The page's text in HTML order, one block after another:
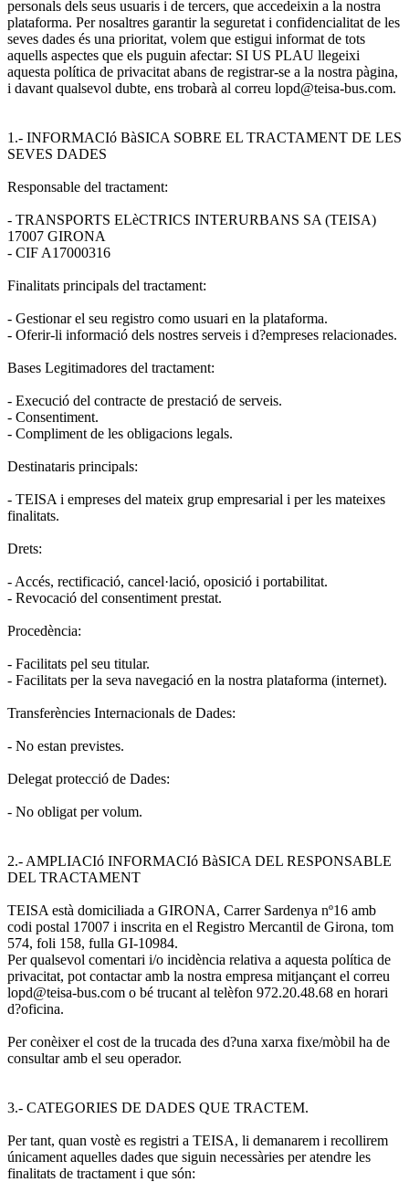
personals dels seus usuaris i de tercers, que accedeixin a la nostra
plataforma. Per nosaltres garantir la seguretat i confidencialitat de les
seves dades és una prioritat, volem que estigui informat de tots
aquells aspectes que els puguin afectar: SI US PLAU llegeixi
aquesta política de privacitat abans de registrar-se a la nostra pàgina,
i davant qualsevol dubte, ens trobarà al correu lopd@teisa-bus.com.
1.- INFORMACIó BàSICA SOBRE EL TRACTAMENT DE LES
SEVES DADES
Responsable del tractament:
- TRANSPORTS ELèCTRICS INTERURBANS SA (TEISA)
17007 GIRONA
- CIF A17000316
Finalitats principals del tractament:
- Gestionar el seu registro como usuari en la plataforma.
- Oferir-li informació dels nostres serveis i d?empreses relacionades.
Bases Legitimadores del tractament:
- Execució del contracte de prestació de serveis.
- Consentiment.
- Compliment de les obligacions legals.
Destinataris principals:
- TEISA i empreses del mateix grup empresarial i per les mateixes
finalitats.
Drets:
- Accés, rectificació, cancel·lació, oposició i portabilitat.
- Revocació del consentiment prestat.
Procedència:
- Facilitats pel seu titular.
- Facilitats per la seva navegació en la nostra plataforma (internet).
Transferències Internacionals de Dades:
- No estan previstes.
Delegat protecció de Dades:
- No obligat per volum.
2.- AMPLIACIó INFORMACIó BàSICA DEL RESPONSABLE
DEL TRACTAMENT
TEISA està domiciliada a GIRONA, Carrer Sardenya nº16 amb
codi postal 17007 i inscrita en el Registro Mercantil de Girona, tom
574, foli 158, fulla GI-10984.
Per qualsevol comentari i/o incidència relativa a aquesta política de
privacitat, pot contactar amb la nostra empresa mitjançant el correu
lopd@teisa-bus.com o bé trucant al telèfon 972.20.48.68 en horari
d?oficina.
Per conèixer el cost de la trucada des d?una xarxa fixe/mòbil ha de
consultar amb el seu operador.
3.- CATEGORIES DE DADES QUE TRACTEM.
Per tant, quan vostè es registri a TEISA, li demanarem i recollirem
únicament aquelles dades que siguin necessàries per atendre les
finalitats de tractament i que són: